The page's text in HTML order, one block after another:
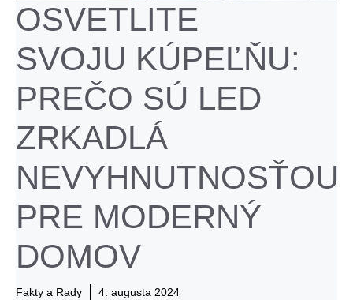
OSVETLITE
SVOJU KÚPEĽŇU:
PREČO SÚ LED
ZRKADLÁ
NEVYHNUTNOSŤOU
PRE MODERNÝ
DOMOV
Fakty a Rady 4. augusta 2024